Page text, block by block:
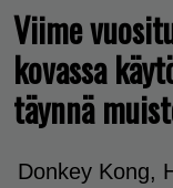
Viime
kovassa
täynnä
Donkey Kong,